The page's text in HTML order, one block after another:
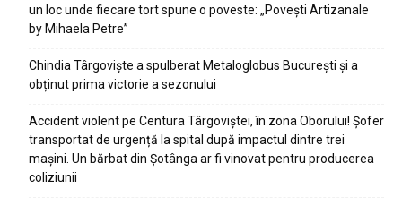
un loc unde fiecare tort spune o poveste: „Povești Artizanale
by Mihaela Petre”
Chindia Târgoviște a spulberat Metaloglobus București și a
obținut prima victorie a sezonului
Accident violent pe Centura Târgoviștei, în zona Oborului! Șofer
transportat de urgență la spital după impactul dintre trei
mașini. Un bărbat din Șotânga ar fi vinovat pentru producerea
coliziunii